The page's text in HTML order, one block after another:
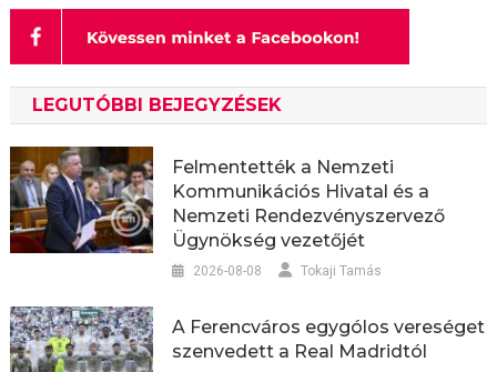
LEGUTÓBBI BEJEGYZÉSEK
Felmentették a Nemzeti
Kommunikációs Hivatal és a
Nemzeti Rendezvényszervező
Ügynökség vezetőjét
2026-08-08 Tokaji Tamás
A Ferencváros egygólos vereséget
szenvedett a Real Madridtól